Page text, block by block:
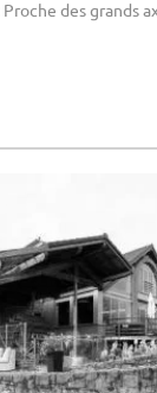
des grands